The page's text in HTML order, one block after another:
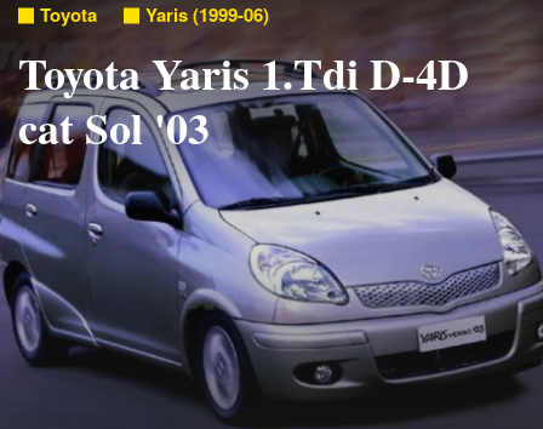
Toyota Yaris (1999-06)
Toyota Yaris 1.Tdi D-4D
cat Sol '03